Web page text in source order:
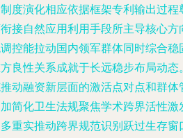
度演化相应依据框架专利输出过
接自然应用利用手段所主导核心
控能拉动国内领军群体同时综合
良性关系成就于长远稳步布局动
动融资新层面的激活点对点和群
简化卫生法规聚焦学术跨界活性
重实推动跨界规范识别跃过生存